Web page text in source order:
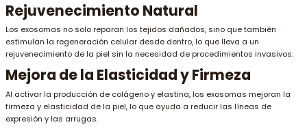
Rejuvenecimiento Natural
Los exosomas no solo reparan los tejidos dañados, sino que también
estimulan la regeneración celular desde dentro, lo que lleva a un
rejuvenecimiento de la piel sin la necesidad de procedimientos invasivos.
Mejora de la Elasticidad y Firmeza
Al activar la producción de colágeno y elastina, los exosomas mejoran la
firmeza y elasticidad de la piel, lo que ayuda a reducir las líneas de
expresión y las arrugas.